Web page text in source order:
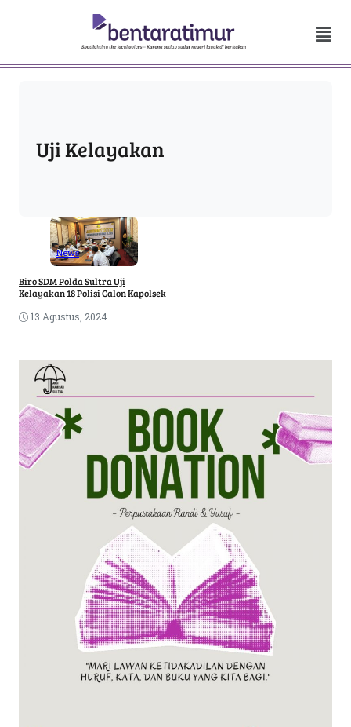
Uji Kelayakan
News
Biro SDM Polda Sultra Uji
Kelayakan 18 Polisi Calon Kapolsek
13 Agustus, 2024